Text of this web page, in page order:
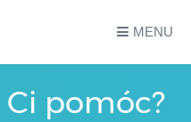
MENU
pomóc?